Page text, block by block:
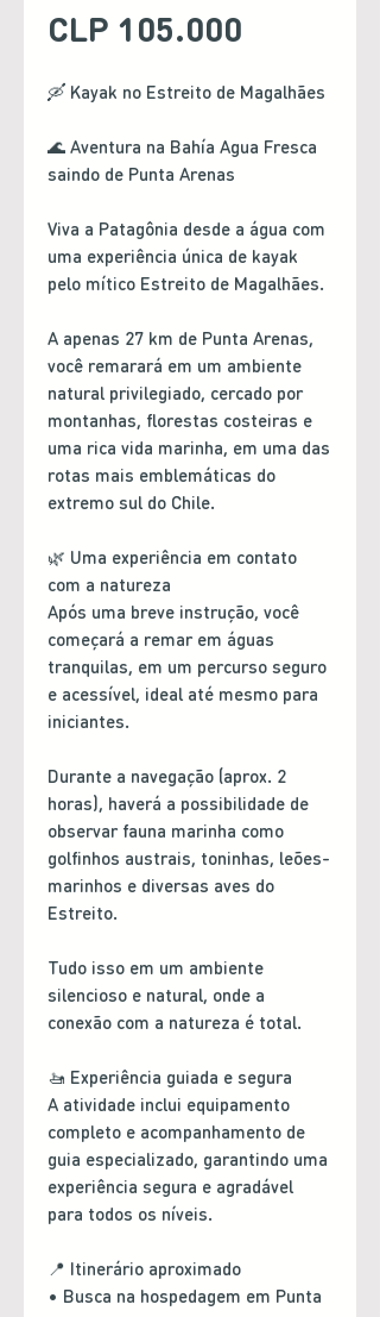
CLP 105.000
🛶 Kayak no Estreito de Magalhães
🌊 Aventura na Bahía Agua Fresca
saindo de Punta Arenas
Viva a Patagônia desde a água com
uma experiência única de kayak
pelo mítico Estreito de Magalhães.
A apenas 27 km de Punta Arenas,
você remarará em um ambiente
natural privilegiado, cercado por
montanhas, florestas costeiras e
uma rica vida marinha, em uma das
rotas mais emblemáticas do
extremo sul do Chile.
🌿 Uma experiência em contato
com a natureza
Após uma breve instrução, você
começará a remar em águas
tranquilas, em um percurso seguro
e acessível, ideal até mesmo para
iniciantes.
Durante a navegação (aprox. 2
horas), haverá a possibilidade de
observar fauna marinha como
golfinhos austrais, toninhas, leões-
marinhos e diversas aves do
Estreito.
Tudo isso em um ambiente
silencioso e natural, onde a
conexão com a natureza é total.
🚤 Experiência guiada e segura
A atividade inclui equipamento
completo e acompanhamento de
guia especializado, garantindo uma
experiência segura e agradável
para todos os níveis.
📍 Itinerário aproximado
• Busca na hospedagem em Punta